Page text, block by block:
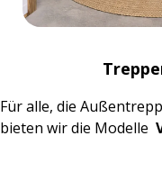
Für alle, die
bieten wir die Modelle